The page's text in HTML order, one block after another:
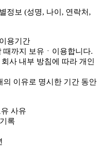
정보 (성명, 나이, 연락처,
용기간
때까지 보유ㆍ이용합니다.
사 내부 방침에 따라 개인
의 이유로 명시한 기간 동안
사유
록